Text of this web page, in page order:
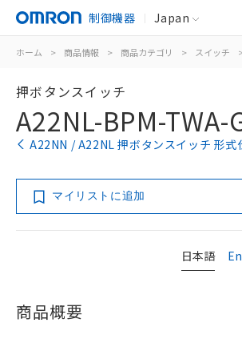
制御機器 Japan
ホーム > 商品情報 > 商品カテゴリ > スイッチ
押ボタンスイッチ
A22NL-BPM-TWA-
A22NN / A22NL 押ボタンスイッチ 形式
マイリストに追加
日本語
商品概要